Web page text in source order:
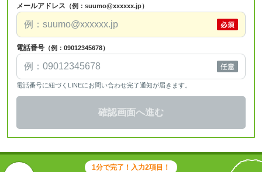
メールアドレス （例：suumo@xxxxxx.jp）
電話番号 （例：09012345678）
電話番号に紐づくLINEにお問い合わせ完了通知が届きます。
確認画面へ進む
1分で完了！入力2項目！